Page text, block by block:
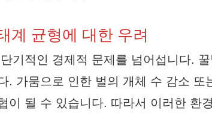
계 균형에 대한 우려
기적인 경제적 문제를 넘어섭니다.
. 가뭄으로 인한 벌의 개체 수 감소
이 될 수 있습니다. 따라서 이러한 환